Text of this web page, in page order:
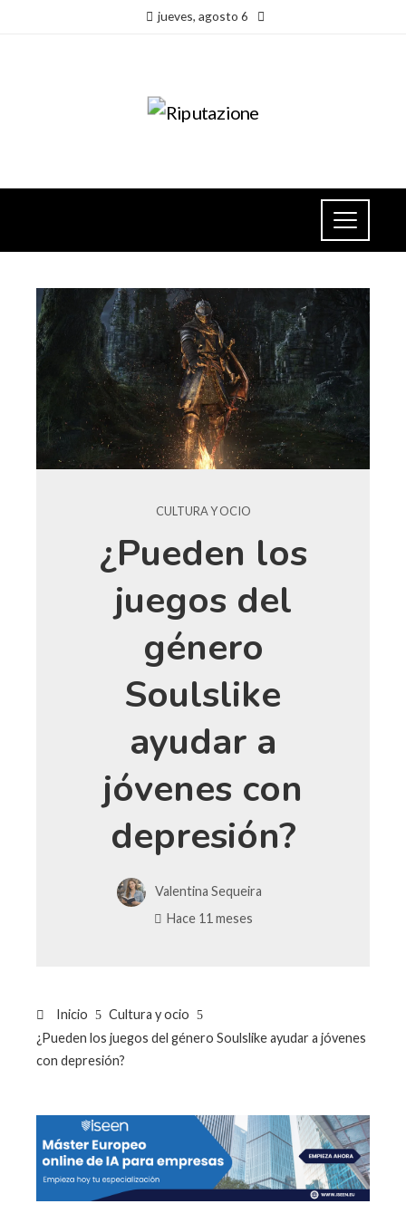
jueves, agosto 6
CULTURA Y OCIO
¿Pueden los
juegos del
género
Soulslike
ayudar a
jóvenes con
depresión?
Valentina Sequeira
Hace 11 meses
Inicio
Cultura y ocio
¿Pueden los juegos del género Soulslike ayudar a jóvenes
con depresión?